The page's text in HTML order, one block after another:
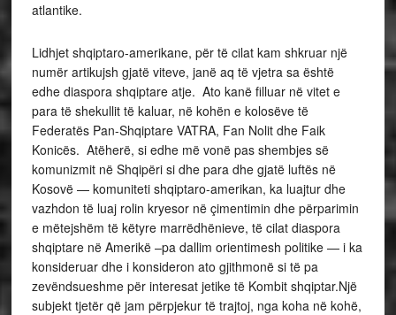
atlantike.
Lidhjet shqiptaro-amerikane, për të cilat kam shkruar një
numër artikujsh gjatë viteve, janë aq të vjetra sa është
edhe diaspora shqiptare atje. Ato kanë filluar në vitet e
para të shekullit të kaluar, në kohën e kolosëve të
Federatës Pan-Shqiptare VATRA, Fan Nolit dhe Faik
Konicës. Atëherë, si edhe më vonë pas shembjes së
komunizmit në Shqipëri si dhe para dhe gjatë luftës në
Kosovë — komuniteti shqiptaro-amerikan, ka luajtur dhe
vazhdon të luaj rolin kryesor në çimentimin dhe përparimin
e mëtejshëm të këtyre marrëdhënieve, të cilat diaspora
shqiptare në Amerikë –pa dallim orientimesh politike — i ka
konsideruar dhe i konsideron ato gjithmonë si të pa
zevëndsueshme për interesat jetike të Kombit shqiptar.Një
subjekt tjetër që jam përpjekur të trajtoj, nga koha në kohë,